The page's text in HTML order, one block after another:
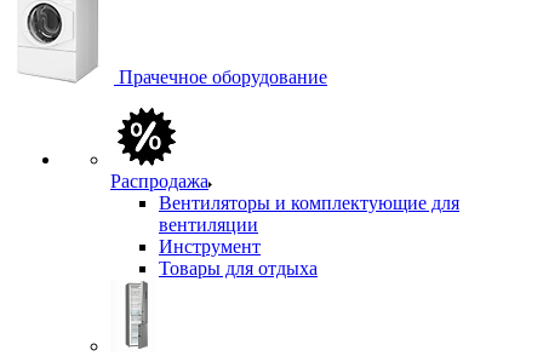
Прачечное оборудование
Распродажа
Вентиляторы и комплектующие для
вентиляции
Инструмент
Товары для отдыха